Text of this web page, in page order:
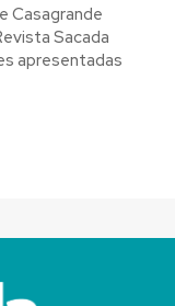
Casagrande
Sacada
apresentadas